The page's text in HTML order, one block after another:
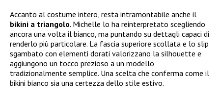
Accanto al costume intero, resta intramontabile anche il
bikini a triangolo. Michelle lo ha reinterpretato scegliendo
ancora una volta il bianco, ma puntando su dettagli capaci di
renderlo più particolare. La fascia superiore scollata e lo slip
sgambato con elementi dorati valorizzano la silhouette e
aggiungono un tocco prezioso a un modello
tradizionalmente semplice. Una scelta che conferma come il
bikini bianco sia una certezza dello stile estivo.